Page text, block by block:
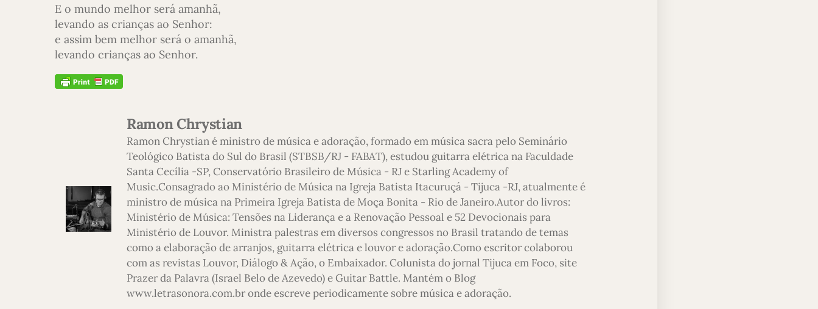
E o mundo melhor será amanhã,
levando as crianças ao Senhor:
e assim bem melhor será o amanhã,
levando crianças ao Senhor.
Ramon Chrystian
Ramon Chrystian é ministro de música e adoração, formado em música sacra pelo Seminário
Teológico Batista do Sul do Brasil (STBSB/RJ - FABAT), estudou guitarra elétrica na Faculdade
Santa Cecília -SP, Conservatório Brasileiro de Música - RJ e Starling Academy of
Music.Consagrado ao Ministério de Música na Igreja Batista Itacuruçá - Tijuca -RJ, atualmente é
ministro de música na Primeira Igreja Batista de Moça Bonita - Rio de Janeiro.Autor do livros:
Ministério de Música: Tensões na Liderança e a Renovação Pessoal e 52 Devocionais para
Ministério de Louvor. Ministra palestras em diversos congressos no Brasil tratando de temas
como a elaboração de arranjos, guitarra elétrica e louvor e adoração.Como escritor colaborou
com as revistas Louvor, Diálogo & Ação, o Embaixador. Colunista do jornal Tijuca em Foco, site
Prazer da Palavra (Israel Belo de Azevedo) e Guitar Battle. Mantém o Blog
www.letrasonora.com.br onde escreve periodicamente sobre música e adoração.